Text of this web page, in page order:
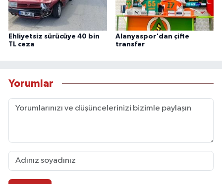
Ehliyetsiz sürücüye 40 bin
TL ceza
Alanyaspor'dan çifte
transfer
Yorumlar